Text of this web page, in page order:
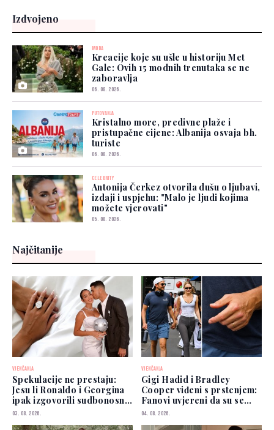
Izdvojeno
MODA
Kreacije koje su ušle u historiju Met
Gale: Ovih 15 modnih trenutaka se ne
zaboravlja
06. 08. 2026.
PUTOVANJA
Kristalno more, predivne plaže i
pristupačne cijene: Albanija osvaja bh.
turiste
06. 08. 2026.
CELEBRITY
Antonija Čerkez otvorila dušu o ljubavi,
izdaji i uspjehu: "Malo je ljudi kojima
možete vjerovati"
05. 08. 2026.
Najčitanije
VJENČANJA
Spekulacije ne prestaju:
Jesu li Ronaldo i Georgina
ipak izgovorili sudbonosno
"da"?
03. 08. 2026.
VJENČANJA
Gigi Hadid i Bradley
Cooper viđeni s prstenjem:
Fanovi uvjereni da su se
vjenčali
04. 08. 2026.